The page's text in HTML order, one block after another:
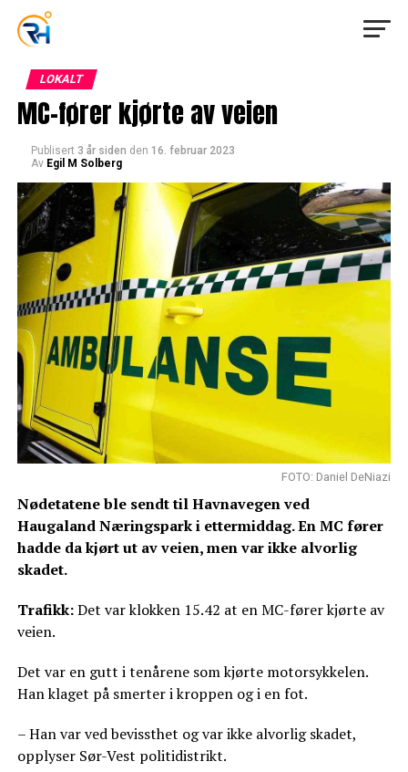
LOKALT
MC-fører kjørte av veien
Publisert 3 år siden den 16. februar 2023
Av Egil M Solberg
FOTO: Daniel DeNiazi
Nødetatene ble sendt til Havnavegen ved
Haugaland Næringspark i ettermiddag. En MC fører
hadde da kjørt ut av veien, men var ikke alvorlig
skadet.
Trafikk:Det var klokken 15.42 at en MC-fører kjørte av
veien.
Det var en gutt i tenårene som kjørte motorsykkelen.
Han klaget på smerter i kroppen og i en fot.
– Han var ved bevissthet og var ikke alvorlig skadet,
opplyser Sør-Vest politidistrikt.